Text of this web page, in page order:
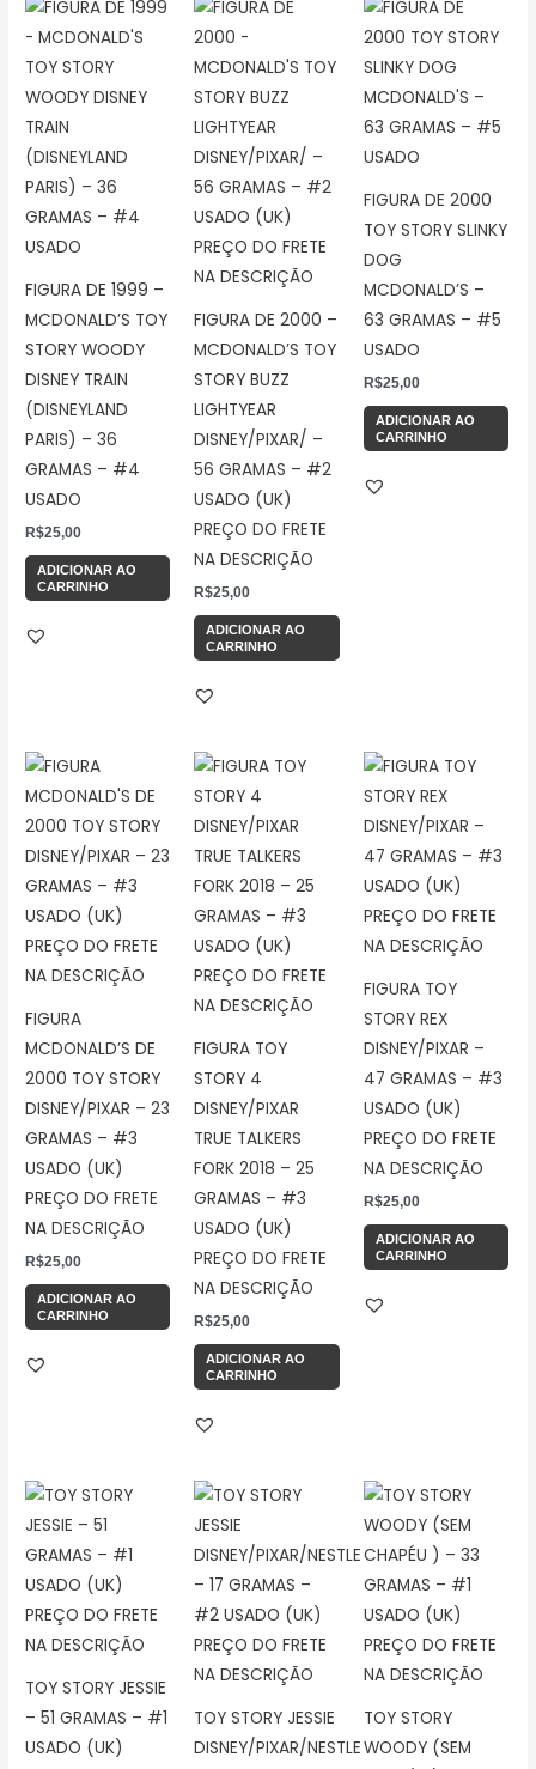
FIGURA DE 1999 –
MCDONALD’S TOY
STORY WOODY
DISNEY TRAIN
(DISNEYLAND
PARIS) – 36
GRAMAS – #4
USADO
R$25,00
ADICIONAR AO
CARRINHO
FIGURA DE 2000 –
MCDONALD’S TOY
STORY BUZZ
LIGHTYEAR
DISNEY/PIXAR/ –
56 GRAMAS – #2
USADO (UK)
PREÇO DO FRETE
NA DESCRIÇÃO
R$25,00
ADICIONAR AO
CARRINHO
FIGURA DE 2000
TOY STORY SLINKY
DOG
MCDONALD’S –
63 GRAMAS – #5
USADO
R$25,00
ADICIONAR AO
CARRINHO
FIGURA
MCDONALD’S DE
2000 TOY STORY
DISNEY/PIXAR – 23
GRAMAS – #3
USADO (UK)
PREÇO DO FRETE
NA DESCRIÇÃO
R$25,00
ADICIONAR AO
CARRINHO
FIGURA TOY
STORY 4
DISNEY/PIXAR
TRUE TALKERS
FORK 2018 – 25
GRAMAS – #3
USADO (UK)
PREÇO DO FRETE
NA DESCRIÇÃO
R$25,00
ADICIONAR AO
CARRINHO
FIGURA TOY
STORY REX
DISNEY/PIXAR –
47 GRAMAS – #3
USADO (UK)
PREÇO DO FRETE
NA DESCRIÇÃO
R$25,00
ADICIONAR AO
CARRINHO
TOY STORY JESSIE
– 51 GRAMAS – #1
USADO (UK)
TOY STORY JESSIE
DISNEY/PIXAR/NESTLE
TOY STORY
WOODY (SEM